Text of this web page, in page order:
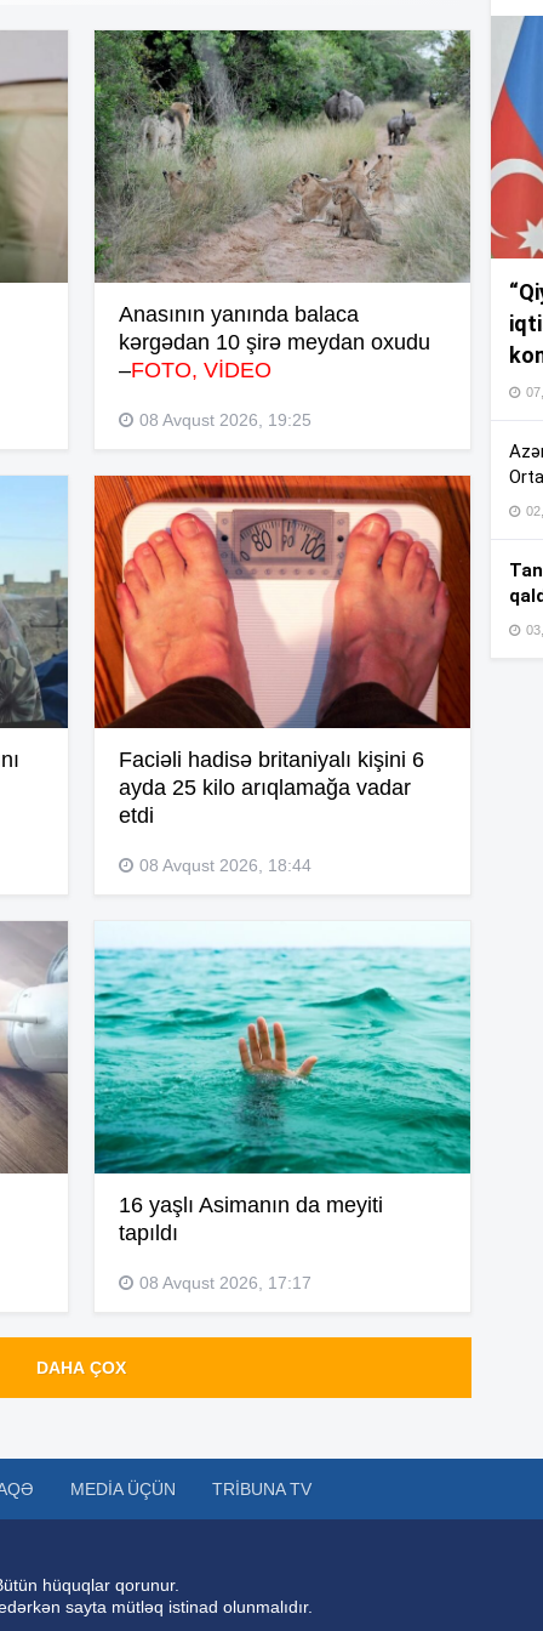
Anasının yanında balaca
kərgədan 10 şirə meydan oxudu
–FOTO, VİDEO
08 Avqust 2026, 19:25
Faciəli hadisə britaniyalı kişini 6
ayda 25 kilo arıqlamağa vadar
etdi
08 Avqust 2026, 18:44
16 yaşlı Asimanın da meyiti
tapıldı
08 Avqust 2026, 17:17
DAHA ÇOX
MEDIA ÜÇÜN TRIBUNA TV
hüquqlar qorunur.
sayta mütləq istinad olunmalıdır.